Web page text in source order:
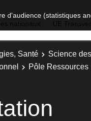
d'audience (statistiques
Santé
Science
Pôle Ressources